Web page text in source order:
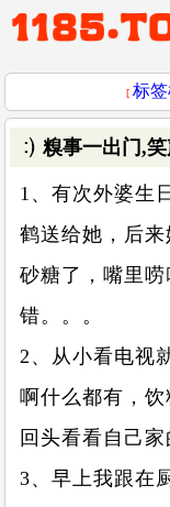
[ 标
糗事一出门,
1、有次外婆生
鹤送给她，后
砂糖了，嘴里
错。。。
2、从小看电视
啊什么都有，饮
回头看看自己
3、早上我跟在